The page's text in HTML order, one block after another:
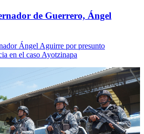
de Guerrero, Ángel
Ángel Aguirre por presunto
en el caso Ayotzinapa